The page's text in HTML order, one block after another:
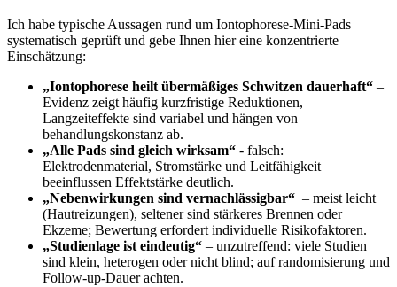
Ich habe‍ typische‍ Aussagen rund um Iontophorese‑Mini‑Pads
systematisch‍ geprüft ​und gebe​ Ihnen hier‌ eine konzentrierte
⁢Einschätzung:
„Iontophorese heilt übermäßiges Schwitzen dauerhaft“ –
Evidenz zeigt häufig kurzfristige Reduktionen,⁢
Langzeiteffekte sind‍ variabel und hängen ‌von
behandlungskonstanz ab.
„Alle Pads sind gleich wirksam“ ⁢-⁤ falsch:
Elektrodenmaterial, Stromstärke und Leitfähigkeit
beeinflussen Effektstärke⁤ deutlich.
„Nebenwirkungen sind​ vernachlässigbar“ ​ – meist leicht
(Hautreizungen), seltener sind stärkeres‌ Brennen‍ oder
Ekzeme; Bewertung ⁢erfordert individuelle ‌Risikofaktoren.
„Studienlage ist eindeutig“ – unzutreffend: viele⁤ Studien ​
sind klein, ​heterogen oder nicht blind; ‍auf⁣ randomisierung und
Follow‑up‑Dauer achten.